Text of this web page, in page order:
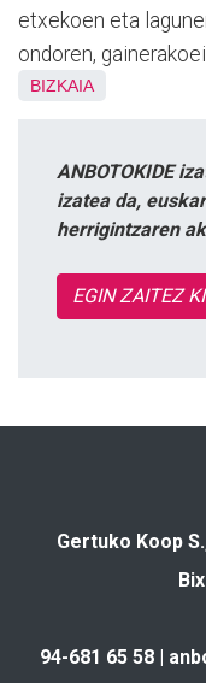
etxekoen eta
ondoren,
BIZKAIA
ANBOTOKIDE
izatea da,
herrigintzaren
EGIN ZAITEZ
Gertuko Koop
94-681 65 58 |